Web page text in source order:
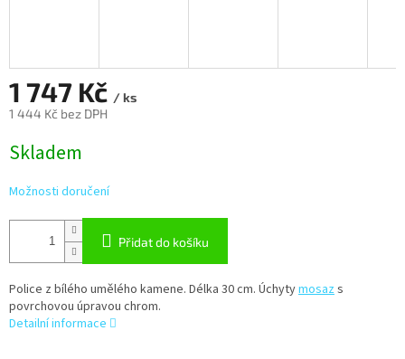
1 747 Kč / ks
1 444 Kč bez DPH
cena:
Skladem
Možnosti doručení
Přidat do košíku
Police z bílého umělého kamene. Délka 30 cm. Úchytymosazs
povrchovou úpravou chrom.
Detailní informace